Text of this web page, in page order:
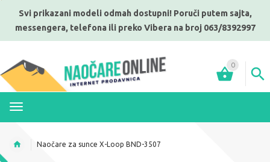
Svi prikazani modeli odmah dostupni! Poruči putem sajta,
messengera, telefona ili preko Vibera na broj 063/8392997
0
Naočare za sunce X-Loop BND-3507